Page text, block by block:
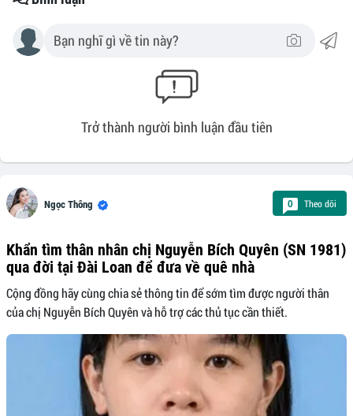
Trở thành người bình luận đầu tiên
Ngọc Thông 0 Theo dõi
Khẩn tìm thân nhân chị Nguyễn Bích Quyên (SN 1981)
qua đời tại Đài Loan để đưa về quê nhà
Cộng đồng hãy cùng chia sẻ thông tin để sớm tìm được người thân
của chị Nguyễn Bích Quyên và hỗ trợ các thủ tục cần thiết.